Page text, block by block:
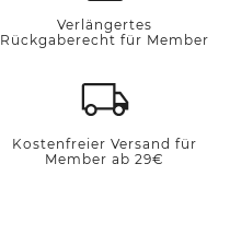
Verlängertes
Rückgaberecht für Member
Kostenfreier Versand für
Member ab 29€